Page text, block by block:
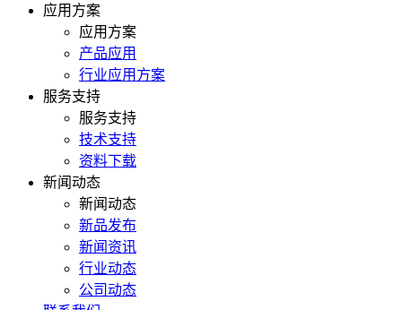
应用方案
应用方案
产品应用
行业应用方案
服务支持
服务支持
技术支持
资料下载
新闻动态
新闻动态
新品发布
新闻资讯
行业动态
公司动态